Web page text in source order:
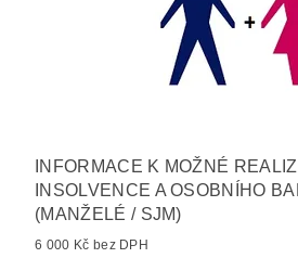
INFORMACE K MOŽNÉ
INSOLVENCE A OSOBNÍHO
(MANŽELÉ / SJM)
6 000 Kč bez DPH